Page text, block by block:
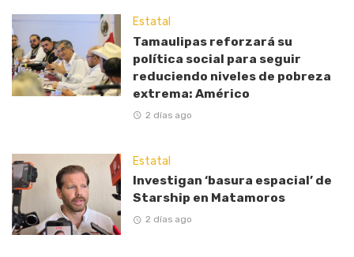
Estatal
Tamaulipas reforzará su
política social para seguir
reduciendo niveles de pobreza
extrema: Américo
2 días ago
Estatal
Investigan ‘basura espacial’ de
Starship en Matamoros
2 días ago